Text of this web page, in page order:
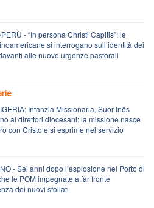
- “In persona Christi Capitis”: le
si interrogano sull’identità dei
alle nuove urgenze pastorali
Infanzia Missionaria, Suor Inês
ai direttori diocesani: la missione nasce
con Cristo e si esprime nel servizio
- Sei anni dopo l’esplosione nel Porto di
le POM impegnate a far fronte
dei nuovi sfollati